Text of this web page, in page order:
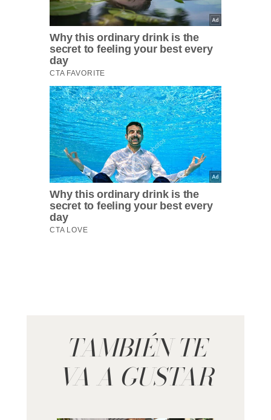
TAMBIÉN TE
VA A GUSTAR